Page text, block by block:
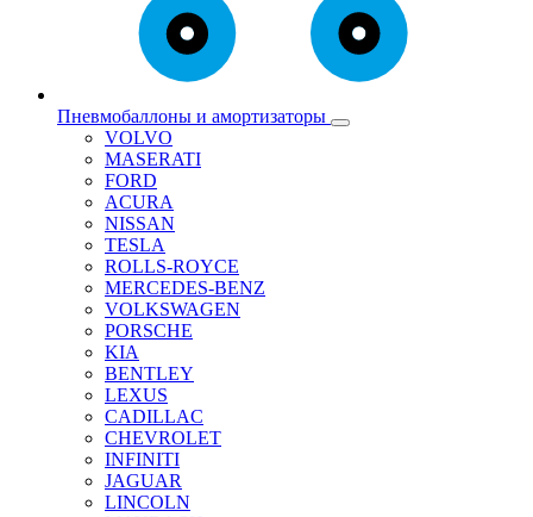
Пневмобаллоны и амортизаторы
VOLVO
MASERATI
FORD
ACURA
NISSAN
TESLA
ROLLS-ROYCE
MERCEDES-BENZ
VOLKSWAGEN
PORSCHE
KIA
BENTLEY
LEXUS
CADILLAC
CHEVROLET
INFINITI
JAGUAR
LINCOLN